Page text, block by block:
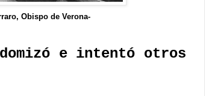
Obispo de Verona-
e intentó otros